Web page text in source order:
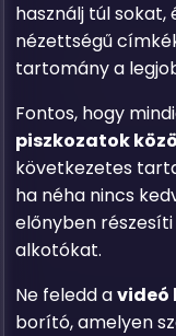
használj túl sokat,
nézettségű
tartomány a
Fontos, hogy
piszkozatok
következetes
ha néha nincs
előnyben
alkotókat.
Ne feledd a
borító, amelyen